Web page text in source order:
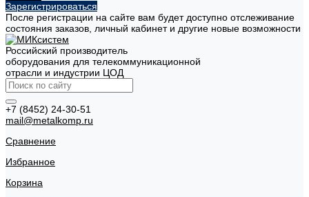
Зарегистрироваться
После регистрации на сайте вам будет доступно отслеживание
состояния заказов, личный кабинет и другие новые возможности
Российский производитель
оборудования для телекоммуникационной
отрасли и индустрии ЦОД
+7 (8452) 24-30-51
mail@metalkomp.ru
Сравнение
Избранное
Корзина